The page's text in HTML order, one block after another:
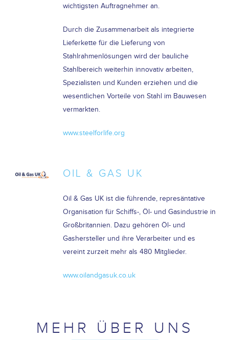
wichtigsten Auftragnehmer an.
Durch die Zusammenarbeit als integrierte
Lieferkette für die Lieferung von
Stahlrahmenlösungen wird der bauliche
Stahlbereich weiterhin innovativ arbeiten,
Spezialisten und Kunden erziehen und die
wesentlichen Vorteile von Stahl im Bauwesen
vermarkten.
www.steelforlife.org
OIL & GAS UK
Oil & Gas UK ist die führende, represäntative
Organisation für Schiffs-, Öl- und Gasindustrie in
Großbritannien. Dazu gehören Öl- und
Gashersteller und ihre Verarbeiter und es
vereint zurzeit mehr als 480 Mitglieder.
www.oilandgasuk.co.uk
MEHR ÜBER UNS